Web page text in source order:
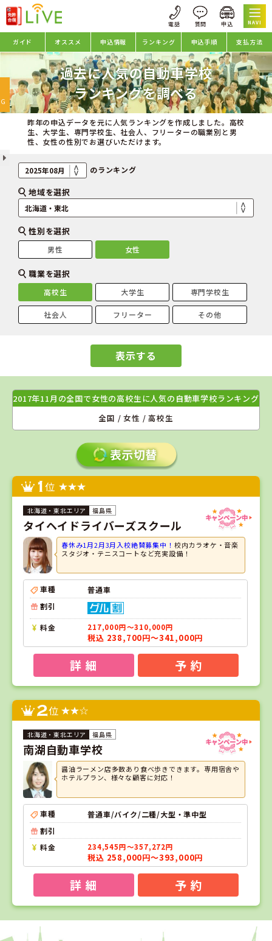
NAVI
ガイド オススメ 申込情報 ランキング 申込手順 支払方法
過去に人気の自動車学校
ランキングを調べる
昨年の申込データを元に人気ランキングを作成しました。高校
生、大学生、専門学校生、社会人、フリーターの職業別と男
性、女性の性別でお選びいただけます。
のランキング
地域を選択
性別を選択
男性 女性
職業を選択
高校生 大学生 専門学校生
社会人 フリーター その他
表示する
2017年11月の全国で女性の高校生に人気の自動車学校ランキング
全国 / 女性 / 高校生
1位
福島県
タイヘイドライバーズスクール
春休み1月2月3月入校絶賛募集中！ 校内カラオケ・音楽
スタジオ・テニスコートなど充実設備！
車種
普通車
割引
料金 217,000円～310,000円
税込 238,700円～341,000円
詳 細 予 約
2位
福島県
南湖自動車学校
醤油ラーメン店多数あり食べ歩きできます。専用宿舎や
ホテルプラン、様々な顧客に対応！
車種
普通車/バイク/二種/大型・準中型
割引
料金
234,545円～357,272円
税込 258,000円～393,000円
詳 細 予 約
1